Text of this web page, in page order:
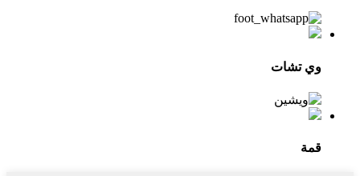
وي تشات
قمة